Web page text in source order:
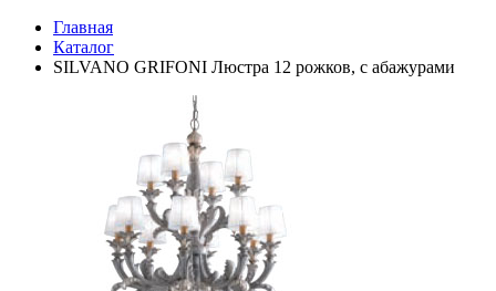
Главная
Каталог
SILVANO GRIFONI Люстра 12 рожков, с абажурами